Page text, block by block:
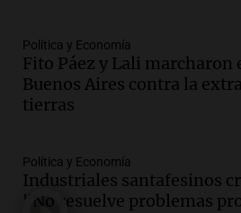
sobre los parques
Amamos Argentina
Episodios
Audio.
durante la primavera
Informados al regreso
Episodios
Política y Economía
Fito Páez y Lali marcharon
Buenos Aires contra la
tierras
Política y Economía
Industriales santafesinos
"No resuelve problemas